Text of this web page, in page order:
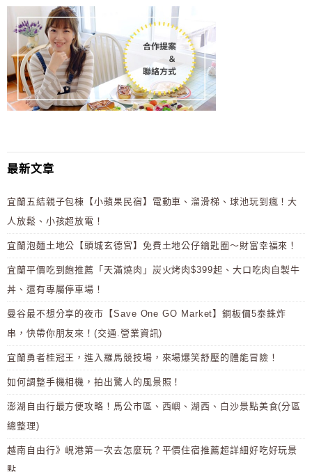
最新文章
宜蘭五結親子包棟【小蘋果民宿】電動車、溜滑梯、球池玩到瘋！大
人放鬆、小孩超放電！
宜蘭泡麵土地公【頭城玄德宮】免費土地公仔鑰匙圈～財富幸福來！
宜蘭平價吃到飽推薦「天滿燒肉」炭火烤肉$399起、大口吃肉自製牛
丼、還有專屬停車場！
曼谷最不想分享的夜市【Save One GO Market】銅板價5泰銖炸
串，快帶你朋友來！(交通.營業資訊)
宜蘭勇者桂冠王，進入羅馬競技場，來場爆笑舒壓的體能冒險！
如何調整手機相機，拍出驚人的風景照！
澎湖自由行最方便攻略！馬公市區、西嶼、湖西、白沙景點美食(分區
總整理)
越南自由行》峴港第一次去怎麼玩？平價住宿推薦超詳細好吃好玩景
點